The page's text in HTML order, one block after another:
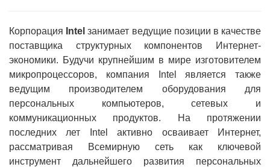
Корпорация Intel занимает ведущие позиции в качестве
поставщика структурных компонентов Интернет-
экономики. Будучи крупнейшим в мире изготовителем
микропроцессоров, компания Intel является также
ведущим производителем оборудования для
персональных компьютеров, сетевых и
коммуникационных продуктов. На протяжении
последних лет Intel активно осваивает Интернет,
рассматривая Всемирную сеть как ключевой
инструмент дальнейшего развития персональных